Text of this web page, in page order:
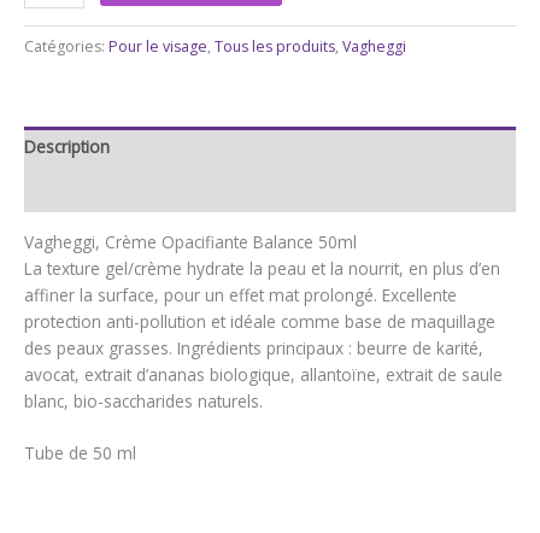
Catégories: Pour le visage, Tous les produits, Vagheggi
Description
Vagheggi, Crème Opacifiante Balance 50ml
La texture gel/crème hydrate la peau et la nourrit, en plus d’en
affiner la surface, pour un effet mat prolongé. Excellente
protection anti-pollution et idéale comme base de maquillage
des peaux grasses. Ingrédients principaux : beurre de karité,
avocat, extrait d’ananas biologique, allantoïne, extrait de saule
blanc, bio-saccharides naturels.
Tube de 50 ml